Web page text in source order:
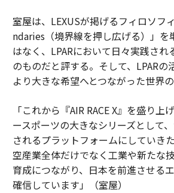
室屋は、LEXUSが掲げるフィロソフ
ndaries（境界線を押し広げる）」を
はなく、LPARにおいて日々実践され
のものだと評する。そして、LPARの
より大きな希望へとつながった世界の
「これから『AIR RACE X』を盛り上
ースポーツの大きなシリーズとして
されるプラットフォームにしていき
空産業全体だけでなく工業や新たな
育成につながり、日本を前進させる
確信しています」（室屋）